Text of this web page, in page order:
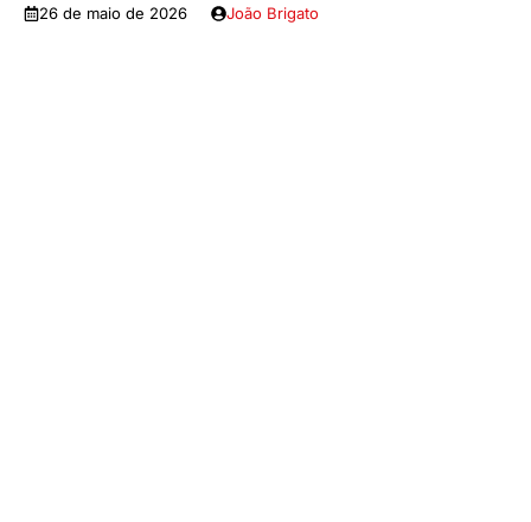
26 de maio de 2026 João Brigato